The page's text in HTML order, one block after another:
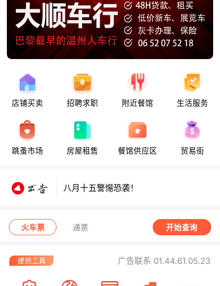
店铺买卖 招聘求职 附近餐馆 生活服务
跳蚤市场 房屋租售 餐馆供应区 贸易街
八月十五警惕恐袭！
八月十五警惕恐袭！
火车票 通票 开始查询
广告联系 01.44.61.05.23